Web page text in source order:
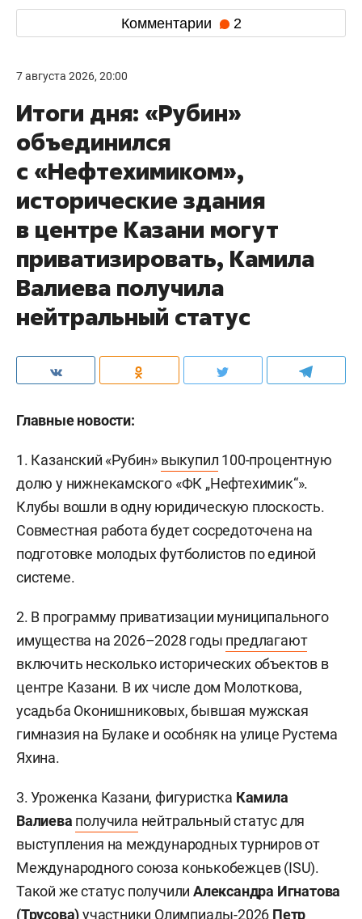
Комментарии 2
7 августа 2026, 20:00
Итоги дня: «Рубин»
объединился
с «Нефтехимиком»,
исторические здания
в центре Казани могут
приватизировать, Камила
Валиева получила
нейтральный статус
Главные новости:
1. Казанский «Рубин» выкупил 100-процентную
долю у нижнекамского «ФК „Нефтехимик“».
Клубы вошли в одну юридическую плоскость.
Совместная работа будет сосредоточена на
подготовке молодых футболистов по единой
системе.
2. В программу приватизации муниципального
имущества на 2026–2028 годы предлагают
включить несколько исторических объектов в
центре Казани. В их числе дом Молоткова,
усадьба Оконишниковых, бывшая мужская
гимназия на Булаке и особняк на улице Рустема
Яхина.
3. Уроженка Казани, фигуристка Камила
Валиева получила нейтральный статус для
выступления на международных турниров от
Международного союза конькобежцев (ISU).
Такой же статус получилиАлександра Игнатова
(Трусова)участники Олимпиады-2026 Петр